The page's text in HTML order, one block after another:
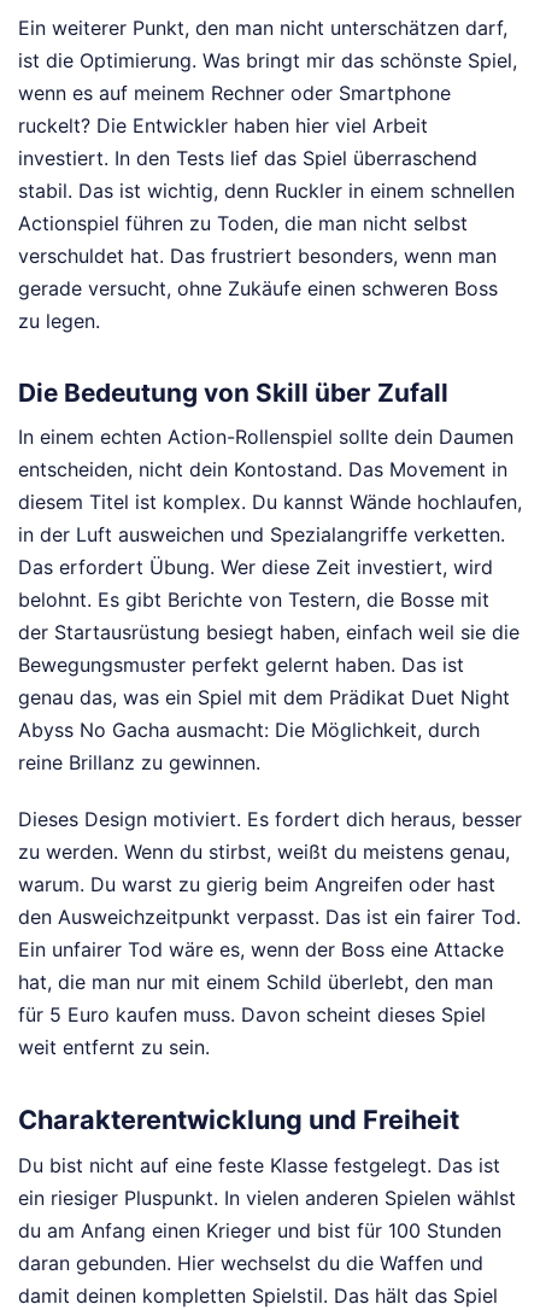
Ein weiterer Punkt, den man nicht unterschätzen darf,
ist die Optimierung. Was bringt mir das schönste Spiel,
wenn es auf meinem Rechner oder Smartphone
ruckelt? Die Entwickler haben hier viel Arbeit
investiert. In den Tests lief das Spiel überraschend
stabil. Das ist wichtig, denn Ruckler in einem schnellen
Actionspiel führen zu Toden, die man nicht selbst
verschuldet hat. Das frustriert besonders, wenn man
gerade versucht, ohne Zukäufe einen schweren Boss
zu legen.
Die Bedeutung von Skill über Zufall
In einem echten Action-Rollenspiel sollte dein Daumen
entscheiden, nicht dein Kontostand. Das Movement in
diesem Titel ist komplex. Du kannst Wände hochlaufen,
in der Luft ausweichen und Spezialangriffe verketten.
Das erfordert Übung. Wer diese Zeit investiert, wird
belohnt. Es gibt Berichte von Testern, die Bosse mit
der Startausrüstung besiegt haben, einfach weil sie die
Bewegungsmuster perfekt gelernt haben. Das ist
genau das, was ein Spiel mit dem Prädikat Duet Night
Abyss No Gacha ausmacht: Die Möglichkeit, durch
reine Brillanz zu gewinnen.
Dieses Design motiviert. Es fordert dich heraus, besser
zu werden. Wenn du stirbst, weißt du meistens genau,
warum. Du warst zu gierig beim Angreifen oder hast
den Ausweichzeitpunkt verpasst. Das ist ein fairer Tod.
Ein unfairer Tod wäre es, wenn der Boss eine Attacke
hat, die man nur mit einem Schild überlebt, den man
für 5 Euro kaufen muss. Davon scheint dieses Spiel
weit entfernt zu sein.
Charakterentwicklung und Freiheit
Du bist nicht auf eine feste Klasse festgelegt. Das ist
ein riesiger Pluspunkt. In vielen anderen Spielen wählst
du am Anfang einen Krieger und bist für 100 Stunden
daran gebunden. Hier wechselst du die Waffen und
damit deinen kompletten Spielstil. Das hält das Spiel